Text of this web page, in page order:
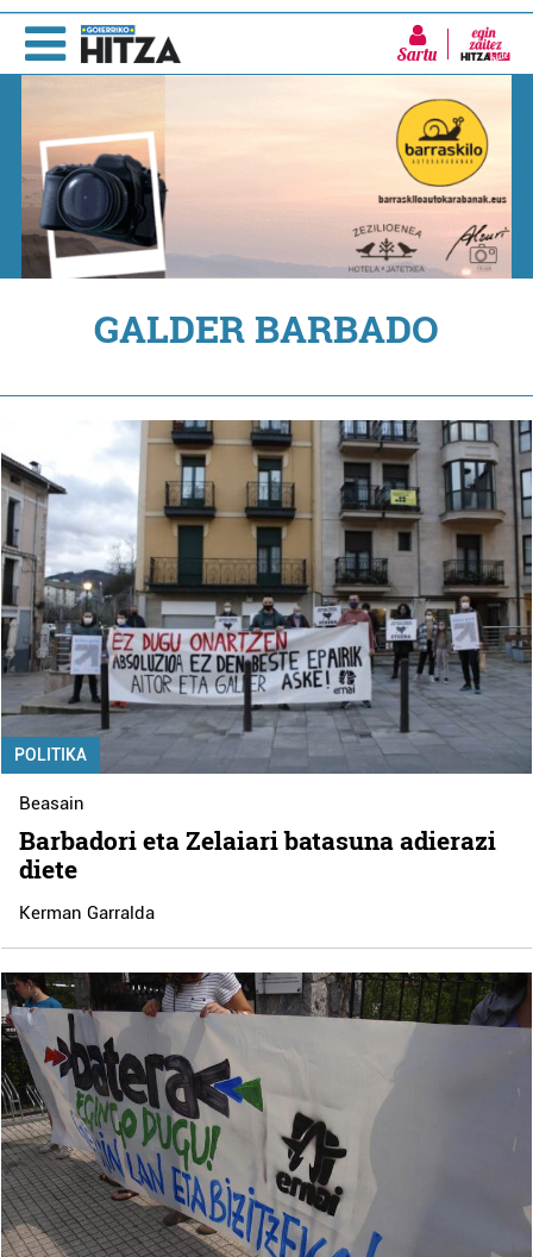
Sartu
GALDER BARBADO
POLITIKA
Beasain
Barbadori eta Zelaiari batasuna adierazi
diete
Kerman Garralda